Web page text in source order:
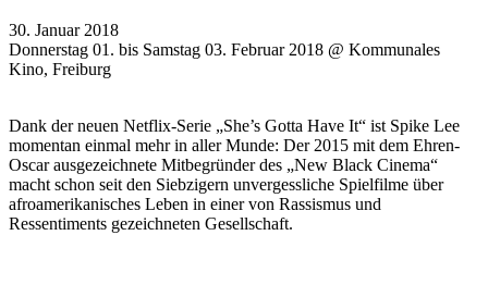
30. Januar 2018
Donnerstag 01. bis Samstag 03. Februar 2018 @ Kommunales
Kino, Freiburg
Dank der neuen Netflix-Serie „She’s Gotta Have It“ ist Spike Lee
momentan einmal mehr in aller Munde: Der 2015 mit dem Ehren-
Oscar ausgezeichnete Mitbegründer des „New Black Cinema“
macht schon seit den Siebzigern unvergessliche Spielfilme über
afroamerikanisches Leben in einer von Rassismus und
Ressentiments gezeichneten Gesellschaft.